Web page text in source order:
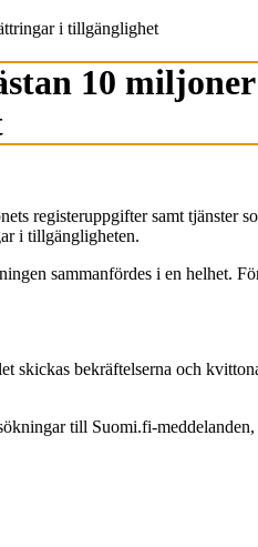
i tillgänglighet
10
registeruppgifter samt tjänster
i tillgängligheten.
sammanfördes i en helhet.
skickas bekräftelserna och
till Suomi.fi-